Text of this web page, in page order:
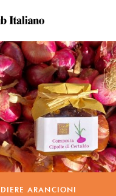
ARANCIONI